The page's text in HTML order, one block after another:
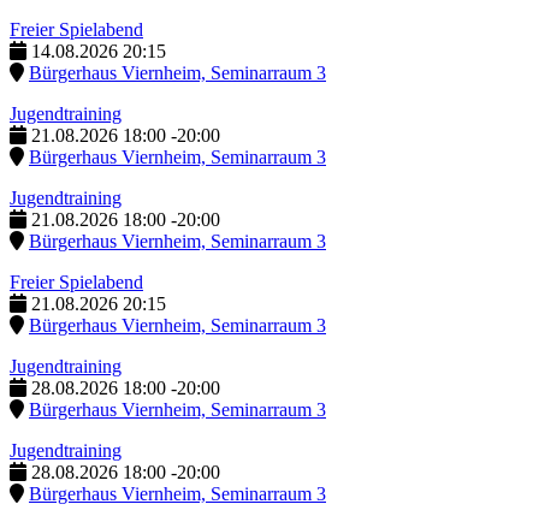
Freier Spielabend
14.08.2026 20:15
Bürgerhaus Viernheim, Seminarraum 3
Jugendtraining
21.08.2026 18:00 -20:00
Bürgerhaus Viernheim, Seminarraum 3
Jugendtraining
21.08.2026 18:00 -20:00
Bürgerhaus Viernheim, Seminarraum 3
Freier Spielabend
21.08.2026 20:15
Bürgerhaus Viernheim, Seminarraum 3
Jugendtraining
28.08.2026 18:00 -20:00
Bürgerhaus Viernheim, Seminarraum 3
Jugendtraining
28.08.2026 18:00 -20:00
Bürgerhaus Viernheim, Seminarraum 3